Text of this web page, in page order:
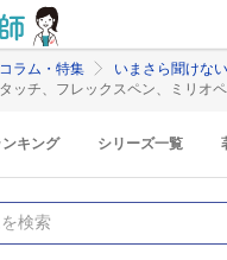
ラム・特集
いまさら聞けな
ッチ、フレックスペン、ミリオペ
ンキング シリーズ一覧